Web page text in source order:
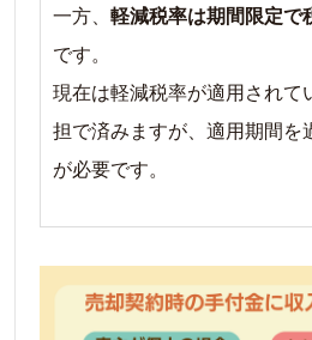
一方、 軽減税率は期間限定で
です。
現在は軽減税率が適用され
担で済みますが、適用期間
が必要です。